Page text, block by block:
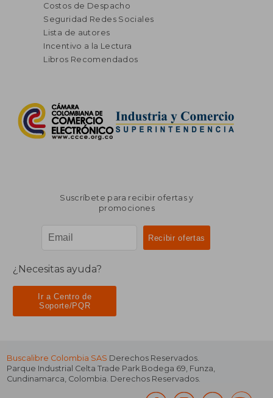
Costos de Despacho
Seguridad Redes Sociales
Lista de autores
Incentivo a la Lectura
Libros Recomendados
Suscríbete para recibir ofertas y
promociones
¿Necesitas ayuda?
Ir a Centro de
Soporte/PQR
Buscalibre Colombia SAS Derechos Reservados.
Parque Industrial Celta Trade Park Bodega 69 Funza
Cundinamarca Colombia . Derechos Reservados.